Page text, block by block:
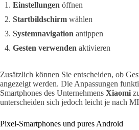
Einstellungen öffnen
Startbildschirm wählen
Systemnavigation antippen
Gesten verwenden aktivieren
Zusätzlich können Sie entscheiden, ob
angezeigt werden. Die Anpassungen
Smartphones des Unternehmens Xiaomi
unterscheiden sich jedoch leicht je nach
Pixel-Smartphones und pures Android